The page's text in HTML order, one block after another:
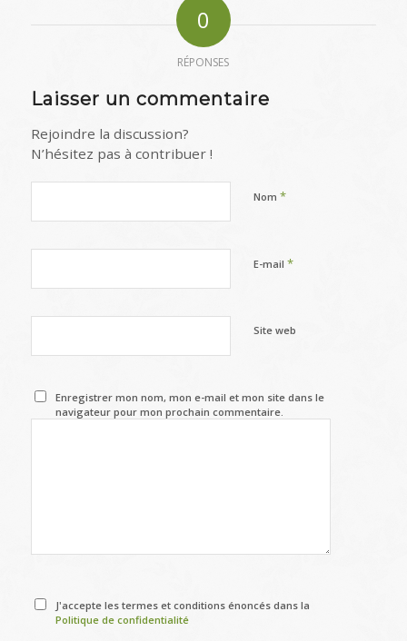
0
RÉPONSES
Laisser un commentaire
Rejoindre la discussion?
N’hésitez pas à contribuer !
Nom *
E-mail *
Site web
Enregistrer mon nom, mon e-mail et mon site dans le
navigateur pour mon prochain commentaire.
J'accepte les termes et conditions énoncés dans la
Politique de confidentialité